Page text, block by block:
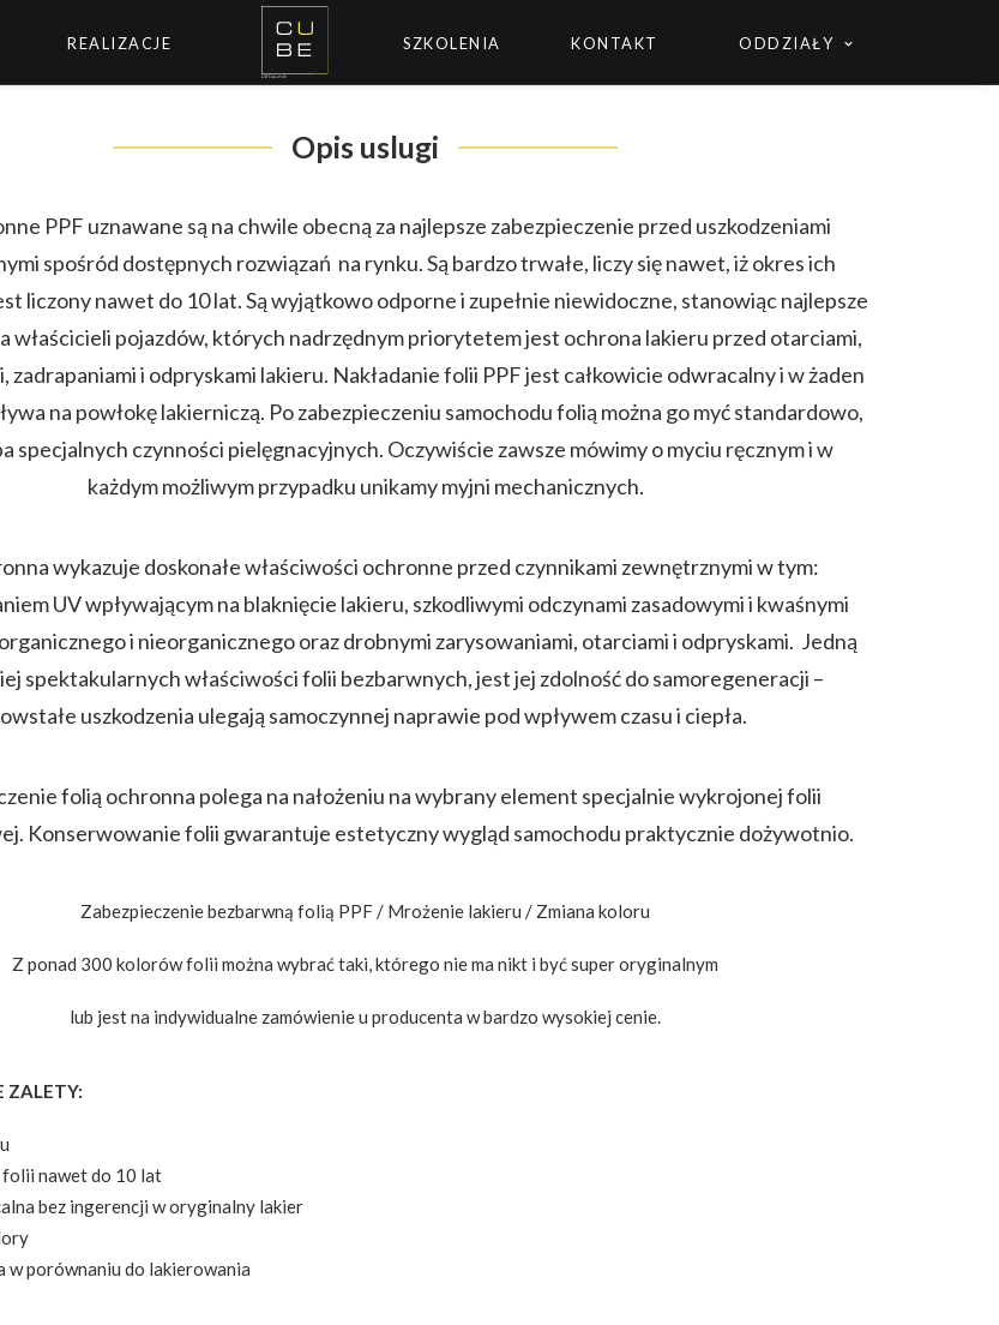
REALIZACJE SZKOLENIA KONTAKT ODDZIAŁY
Opis uslugi
PPF uznawane są na chwile obecną za najlepsze zabezpieczenie przed uszkodzeniami
spośród dostępnych rozwiązań na rynku. Są bardzo trwałe, liczy się nawet, iż okres ich
liczony nawet do 10 lat. Są wyjątkowo odporne i zupełnie niewidoczne, stanowiąc najlepsze
właścicieli pojazdów, których nadrzędnym priorytetem jest ochrona lakieru przed otarciami,
zadrapaniami i odpryskami lakieru. Nakładanie folii PPF jest całkowicie odwracalny i w żaden
na powłokę lakierniczą. Po zabezpieczeniu samochodu folią można go myć standardowo,
specjalnych czynności pielęgnacyjnych. Oczywiście zawsze mówimy o myciu ręcznym i w
każdym możliwym przypadku unikamy myjni mechanicznych.
wykazuje doskonałe właściwości ochronne przed czynnikami zewnętrznymi w tym:
UV wpływającym na blaknięcie lakieru, szkodliwymi odczynami zasadowymi i kwaśnymi
i nieorganicznego oraz drobnymi zarysowaniami, otarciami i odpryskami. Jedną
spektakularnych właściwości folii bezbarwnych, jest jej zdolność do samoregeneracji –
uszkodzenia ulegają samoczynnej naprawie pod wpływem czasu i ciepła.
folią ochronna polega na nałożeniu na wybrany element specjalnie wykrojonej folii
Konserwowanie folii gwarantuje estetyczny wygląd samochodu praktycznie dożywotnio.
Zabezpieczenie bezbarwną folią PPF / Mrożenie lakieru / Zmiana koloru
Z ponad 300 kolorów folii można wybrać taki, którego nie ma nikt i być super oryginalnym
lub jest na indywidualne zamówienie u producenta w bardzo wysokiej cenie.
ZALETY:
folii nawet do 10 lat
bez ingerencji w oryginalny lakier
w porównaniu do lakierowania